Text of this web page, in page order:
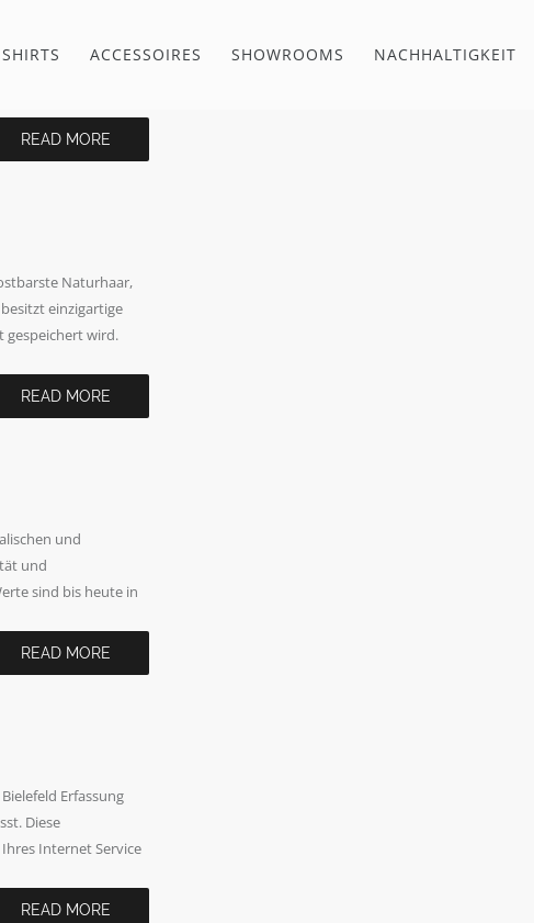
ACCESSOIRES SHOWROOMS NACHHALTIGKEIT
READ MORE
Naturhaar,
einzigartige
gespeichert wird.
READ MORE
und
und
sind bis heute in
READ MORE
Erfassung
Diese
Internet Service
READ MORE